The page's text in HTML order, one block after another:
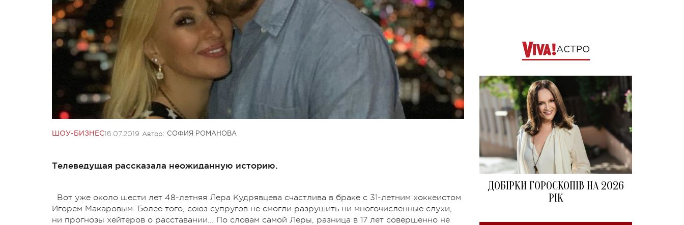
ШОУ-БИЗНЕС16.07.2019 Автор: СОФИЯ РОМАНОВА
Телеведущая рассказала неожиданную историю.
Вот уже около шести лет 48-летняя Лера Кудрявцева счастлива в браке с 31-летним хоккеистом
Игорем Макаровым. Более того, союз супругов не смогли разрушить ни многочисленные слухи,
ни прогнозы хейтеров о расставании... По словам самой Леры, разница в 17 лет совершенно не
АСТРО
ДОБІРКИ ГОРОСКОПІВ НА 2026
РІК